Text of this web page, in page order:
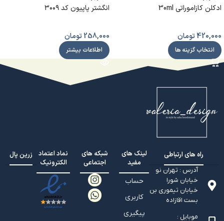
ادکلن کازاموراتی 30ml
420,000تومان
انتخاب گزینه ها
انگشتر پاپیون کد ۳۰۰۹
258,000تومان
اطلاعات بیشتر
راه های ارتباطی
آدرس : تهران نو
خیابان شورا
خیابان تيموري بن
بست اقازاده
موبایل :
لینک های
مفید
حساب
کاربری
پیگیری
شبکه های
اجتماعی
نماد اعتماد
الکترونیک
زرین پال